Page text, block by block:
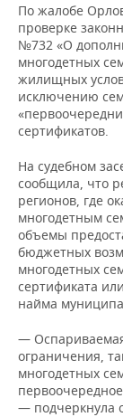
По жалобе
проверке
№732 «О
многодетных
жилищных
исключению
сертификатов.
На судебном
сообщила, что
регионов, где
многодетным
объемы
бюджетных
многодетных
сертификата
найма
—
ограничения,
многодетных
— подчеркнула